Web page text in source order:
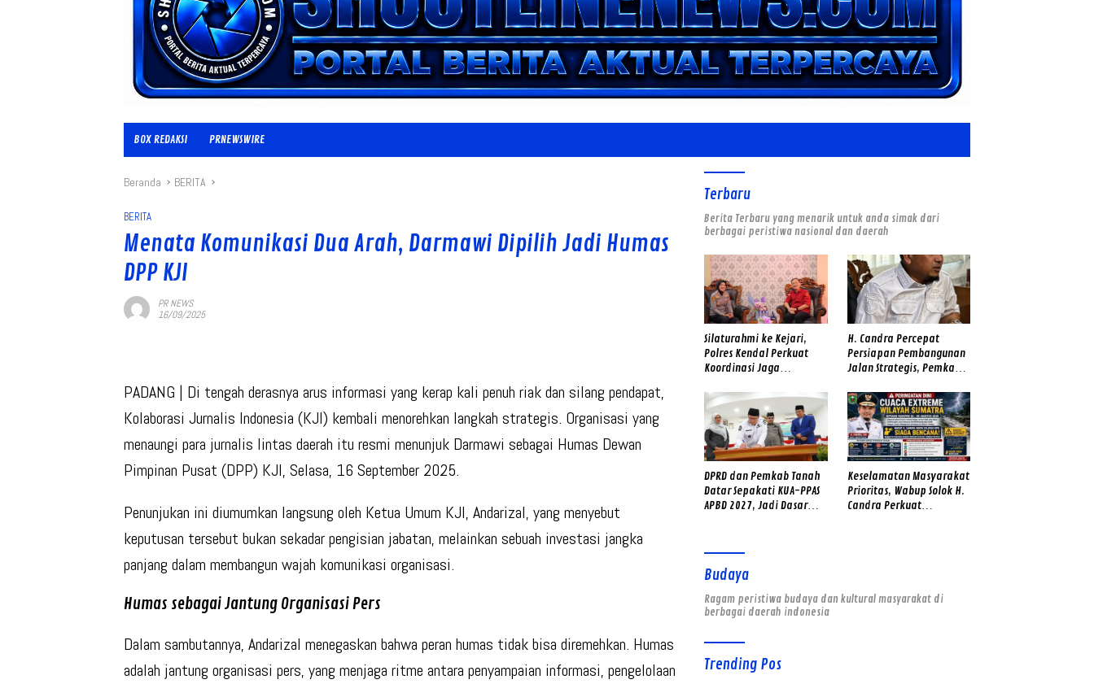
BOX REDAKSI PRNEWSWIRE
Beranda BERITA
BERITA
Menata Komunikasi Dua Arah, Darmawi Dipilih Jadi Humas
DPP KJI
PR NEWS
16/09/2025
PADANG | Di tengah derasnya arus informasi yang kerap kali penuh riak dan silang pendapat,
Kolaborasi Jurnalis Indonesia (KJI) kembali menorehkan langkah strategis. Organisasi yang
menaungi para jurnalis lintas daerah itu resmi menunjuk Darmawi sebagai Humas Dewan
Pimpinan Pusat (DPP) KJI, Selasa, 16 September 2025.
Penunjukan ini diumumkan langsung oleh Ketua Umum KJI, Andarizal, yang menyebut
keputusan tersebut bukan sekadar pengisian jabatan, melainkan sebuah investasi jangka
panjang dalam membangun wajah komunikasi organisasi.
Humas sebagai Jantung Organisasi Pers
Dalam sambutannya, Andarizal menegaskan bahwa peran humas tidak bisa diremehkan. Humas
adalah jantung organisasi pers, yang menjaga ritme antara penyampaian informasi, pengelolaan
Terbaru
Berita Terbaru yang menarik untuk anda simak dari
berbagai peristiwa nasional dan daerah
Silaturahmi ke Kejari,
Polres Kendal Perkuat
Koordinasi Jaga
H. Candra Percepat
Persiapan Pembangunan
Jalan Strategis, Pemkab
Survei Lapangan
DPRD dan Pemkab Tanah
Datar Sepakati KUA-PPAS
APBD 2027, Jadi Dasar
Keselamatan Masyarakat
Prioritas, Wabup Solok H.
Candra Perkuat
Budaya
Ragam peristiwa budaya dan kultural masyarakat di
berbagai daerah indonesia
Trending Pos